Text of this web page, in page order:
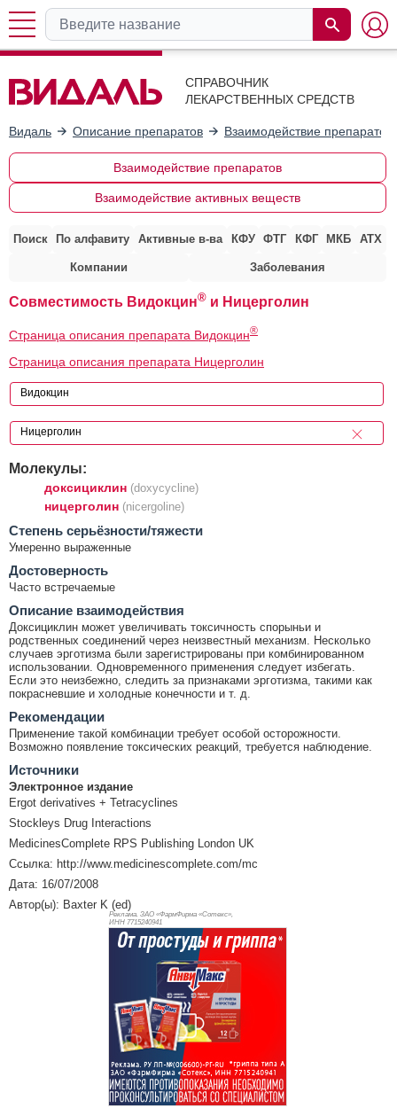
СПРАВОЧНИК
ЛЕКАРСТВЕННЫХ СРЕДСТВ
Видаль Описание препаратов Взаимодействие препаратов
Взаимодействие препаратов
Взаимодействие активных веществ
Поиск По алфавиту Активные в-ва КФУ ФТГ КФГ МКБ АТХ
Компании Заболевания
Совместимость Видокцин® и Ницерголин
Страница описания препарата Видокцин®
Страница описания препарата Ницерголин
Молекулы:
доксициклин (doxycycline)
ницерголин (nicergoline)
Cтепень серьёзности/тяжести
Умеренно выраженные
Достоверность
Часто встречаемые
Описание взаимодействия
Доксициклин может увеличивать токсичность спорыньи и
родственных соединений через неизвестный механизм. Несколько
случаев эрготизма были зарегистрированы при комбинированном
использовании. Одновременного применения следует избегать.
Если это неизбежно, следить за признаками эрготизма, такими как
покрасневшие и холодные конечности и т. д.
Рекомендации
Применение такой комбинации требует особой осторожности.
Возможно появление токсических реакций, требуется наблюдение.
Источники
Электронное издание
Ergot derivatives + Tetracyclines
Stockleys Drug Interactions
MedicinesComplete RPS Publishing London UK
Ссылка: http://www.medicinescomplete.com/mc
Дата: 16/07/2008
Автор(ы): Baxter K (ed)
Реклама. ЗАО «ФармФирма «Сотекс»,
ИНН 7715240941